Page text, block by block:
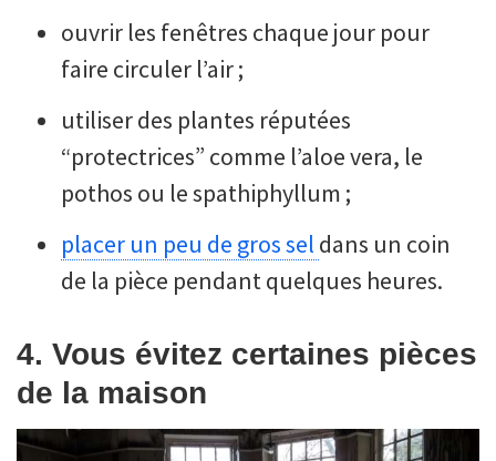
ouvrir les fenêtres chaque jour pour
faire circuler l’air ;
utiliser des plantes réputées
“protectrices” comme l’aloe vera, le
pothos ou le spathiphyllum ;
placer un peu de gros sel dans un coin
de la pièce pendant quelques heures.
4. Vous évitez certaines pièces
de la maison